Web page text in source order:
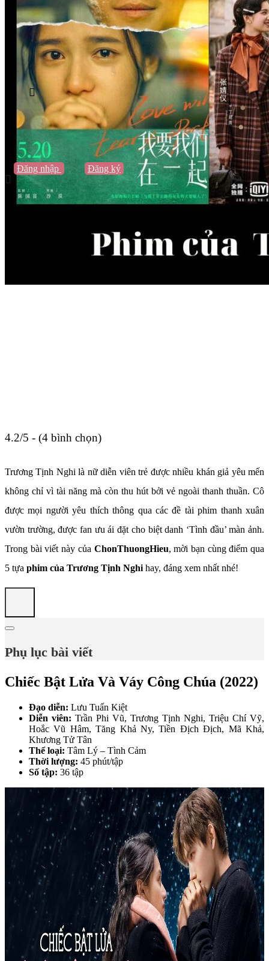
Vũng Tàu
Nha Trang
Đà Lạt
Cần Thơ
Quy Nhơn
Thừa Thiên Huế
Khác…
Blog
Sách / Truyện
Lifestyle
Giải trí
Thương hiệu
Tạo thương hiệu
Đăng nhập
Đăng ký
Tạo thương hiệu
4.2/5 - (4 bình chọn)
Trương Tịnh Nghi là nữ diễn viên trẻ được nhiều khán giả yêu mến
không chỉ vì tài năng mà còn thu hút bởi vẻ ngoài thanh thuần. Cô
được mọi người yêu thích thông qua các đề tài phim thanh xuân
vườn trường, được fan ưu ái đặt cho biệt danh ‘Tình đầu’ màn ảnh.
Trong bài viết này của ChonThuongHieu, mời bạn cùng điểm qua
5 tựa phim của Trương Tịnh Nghi hay, đáng xem nhất nhé!
Phụ lục bài viết
Chiếc Bật Lửa Và Váy Công Chúa (2022)
Đạo diễn: Lưu Tuấn Kiệt
Diễn viên: Trần Phi Vũ, Trương Tịnh Nghi, Triệu Chí Vỹ,
Hoắc Vũ Hâm, Tăng Khả Ny, Tiền Địch Địch, Mã Khả,
Khương Tử Tân
Thể loại: Tâm Lý – Tình Cảm
Thời lượng: 45 phút/tập
Số tập: 36 tập